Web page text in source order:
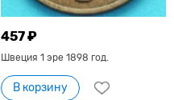
457 ₽
Швеция 1 эре 1898 год.
В корзину